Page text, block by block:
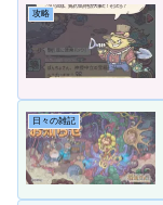
攻略
日々の雑記